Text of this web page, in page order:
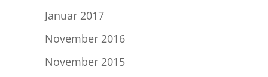
Januar 2017
November 2016
November 2015